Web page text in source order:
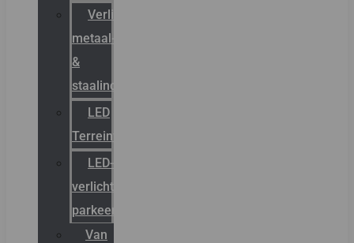
Verlichting
metaal-
&
staalindustrie
LED
Terreinverlichting
LED-
verlichting
parkeergarage
Van